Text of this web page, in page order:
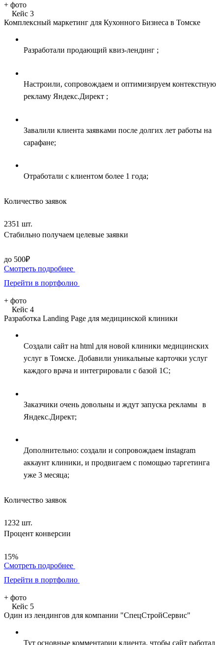
+ фото
Кейс 3
Комплексный маркетинг для Кухонного Бизнеса в Томске
Разработали продающий квиз-лендинг ;
Настроили, сопровождаем и оптимизируем контекстную
рекламу Яндекс.Директ ;
Завалили клиента заявками после долгих лет работы на
сарафане;
Отработали с клиентом более 1 года;
Количество заявок
2351 шт.
Стабильно получаем целевые заявки
до 500₽
Смотреть подробнее
Перейти в портфолио
+ фото
Кейс 4
Разработка Landing Page для медицинской клиники
Создали сайт на html для новой клиники медицинских
услуг в Томске. Добавили уникальные карточки услуг
каждого врача и интегрировали с базой 1С;
Заказчики очень довольны и ждут запуска рекламы в
Яндекс.Директ;
Дополнительно: создали и сопровождаем instagram
аккаунт клиники, и продвигаем с помощью таргетинга
уже 3 месяца;
Количество заявок
1232 шт.
Процент конверсии
15%
Смотреть подробнее
Перейти в портфолио
+ фото
Кейс 5
Один из лендингов для компании "СпецСтройСервис"
Тут основные комментарии клиента, чтобы сайт работал